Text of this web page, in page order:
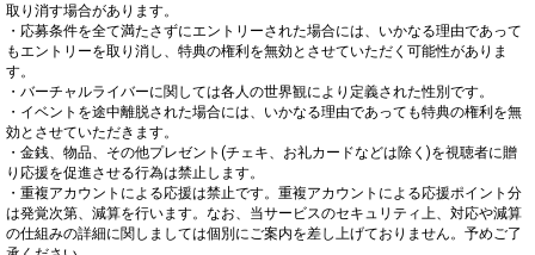
取り消す場合があります。
・応募条件を全て満たさずにエントリーされた場合には、いかなる理由であって
もエントリーを取り消し、特典の権利を無効とさせていただく可能性がありま
す。
・バーチャルライバーに関しては各人の世界観により定義された性別です。
・イベントを途中離脱された場合には、いかなる理由であっても特典の権利を無
効とさせていただきます。
・金銭、物品、その他プレゼント(チェキ、お礼カードなどは除く)を視聴者に贈
り応援を促進させる行為は禁止します。
・重複アカウントによる応援は禁止です。重複アカウントによる応援ポイント分
は発覚次第、減算を行います。なお、当サービスのセキュリティ上、対応や減算
の仕組みの詳細に関しましては個別にご案内を差し上げておりません。予めご了